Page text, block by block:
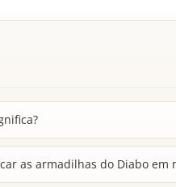
as armadilhas do Diabo em